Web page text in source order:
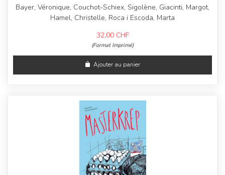
Bayer, Véronique, Couchot-Schiex, Sigolène, Giacinti, Margot,
Hamel, Christelle, Roca i Escoda, Marta
32,00 CHF
(Format Imprimé)
Ajouter au panier